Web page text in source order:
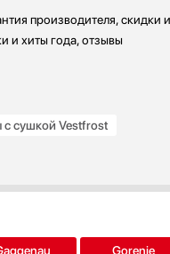
производителя, скидки и
и хиты года, отзывы
сушкой Vestfrost
Gorenje